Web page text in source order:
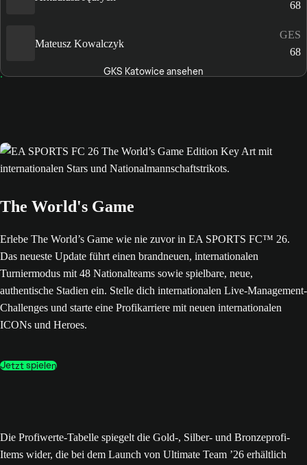
68
Mateusz Kowalczyk
GES
68
GKS Katowice ansehen
The World's Game
Erlebe The World’s Game wie nie zuvor in EA SPORTS FC™ 26.
Das neueste Update führt einen brandneuen, internationalen
Turniermodus mit 48 Nationalteams sowie spielbare, neue,
authentische Stadien ein. Stelle dich internationalen Live-Management-
Challenges und starte eine Profikarriere mit neuen internationalen
ICONs und Heroes.
Jetzt spielen
Die Profiwerte-Tabelle spiegelt die Gold-, Silber- und Bronzeprofi-
Items wider, die bei dem Launch von Ultimate Team ’26 erhältlich